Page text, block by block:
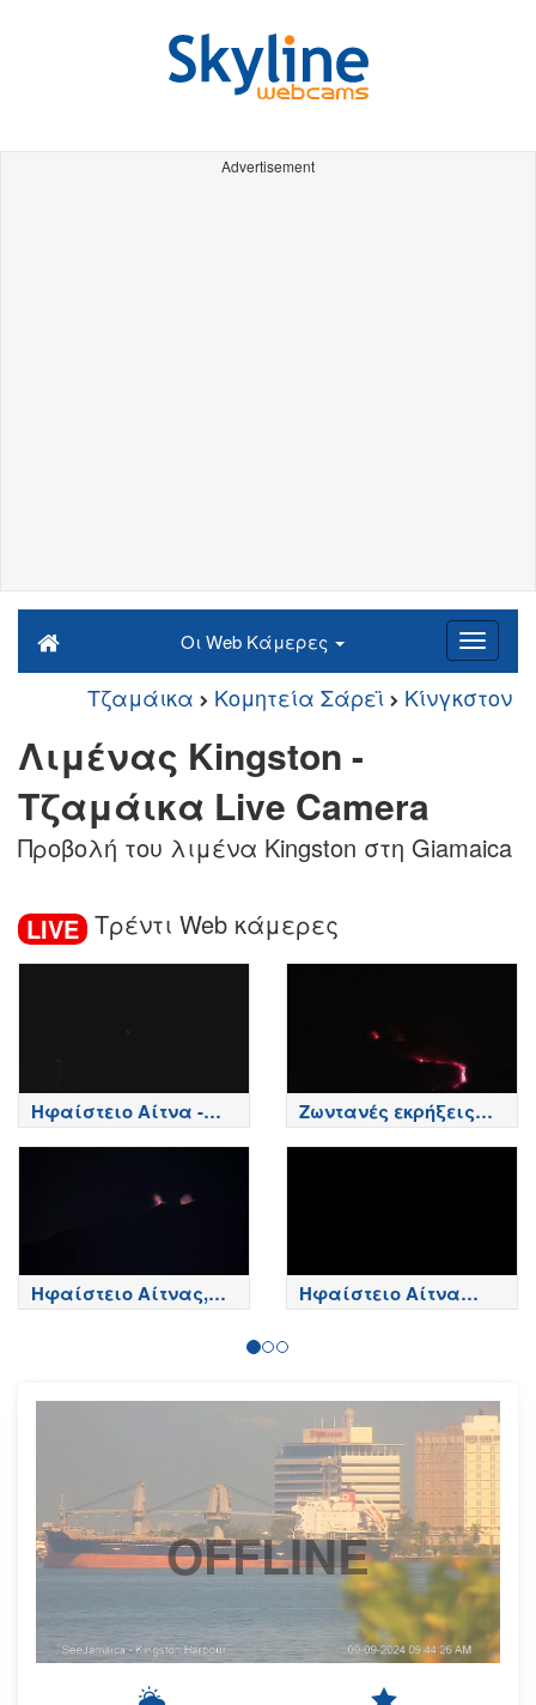
Advertisement
Οι Web Κάμερες
Τζαμάικα Κομητεία Σάρεϊ Κίνγκστον
Λιμένας Kingston -
Τζαμάικα Live Camera
Προβολή του λιμένα Kingston στη Giamaica
LIVE Τρέντι Web κάμερες
Ηφαίστειο Αίτνα -
Κορυφή κρατήρων,
Ζωντανές εκρήξεις
της Αίτνας
Ηφαίστειο Αίτνας,
Βόρεια πλευρά - Etna
Ηφαίστειο Αίτνα
Τώρα
OFFLINE